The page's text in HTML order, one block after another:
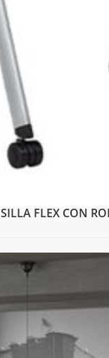
SILLA FLEX CON
AÑADIR PARA